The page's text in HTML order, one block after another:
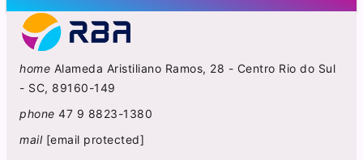
home Alameda Aristiliano Ramos, 28 - Centro Rio do Sul
- SC, 89160-149
phone 47 9 8823-1380
mail [email protected]